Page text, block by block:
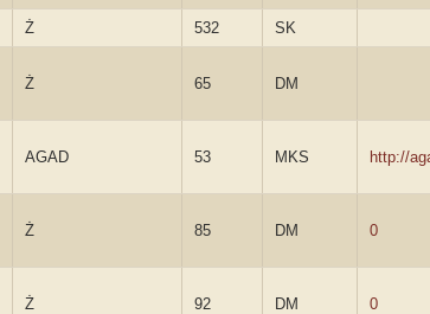
Ż 532 SK
Ż 65 DM
AGAD 53 MKS http://
Ż 85 DM 0
Ż 92 DM 0